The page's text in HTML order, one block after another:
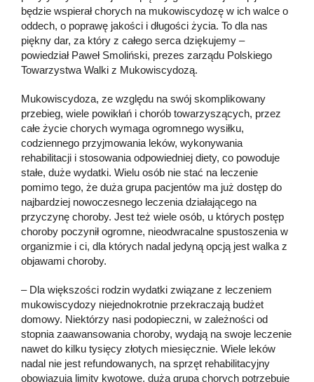
będzie wspierał chorych na mukowiscydozę w ich walce o
oddech, o poprawę jakości i długości życia. To dla nas
piękny dar, za który z całego serca dziękujemy –
powiedział Paweł Smoliński, prezes zarządu Polskiego
Towarzystwa Walki z Mukowiscydozą.
Mukowiscydoza, ze względu na swój skomplikowany
przebieg, wiele powikłań i chorób towarzyszących, przez
całe życie chorych wymaga ogromnego wysiłku,
codziennego przyjmowania leków, wykonywania
rehabilitacji i stosowania odpowiedniej diety, co powoduje
stałe, duże wydatki. Wielu osób nie stać na leczenie
pomimo tego, że duża grupa pacjentów ma już dostęp do
najbardziej nowoczesnego leczenia działającego na
przyczynę choroby. Jest też wiele osób, u których postęp
choroby poczynił ogromne, nieodwracalne spustoszenia w
organizmie i ci, dla których nadal jedyną opcją jest walka z
objawami choroby.
– Dla większości rodzin wydatki związane z leczeniem
mukowiscydozy niejednokrotnie przekraczają budżet
domowy. Niektórzy nasi podopieczni, w zależności od
stopnia zaawansowania choroby, wydają na swoje leczenie
nawet do kilku tysięcy złotych miesięcznie. Wiele leków
nadal nie jest refundowanych, na sprzęt rehabilitacyjny
obowiązują limity kwotowe, duża grupa chorych potrzebuje